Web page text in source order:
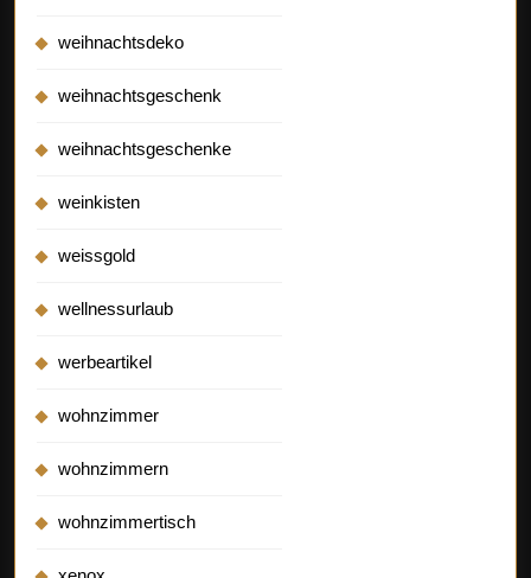
weihnachtsdeko
weihnachtsgeschenk
weihnachtsgeschenke
weinkisten
weissgold
wellnessurlaub
werbeartikel
wohnzimmer
wohnzimmern
wohnzimmertisch